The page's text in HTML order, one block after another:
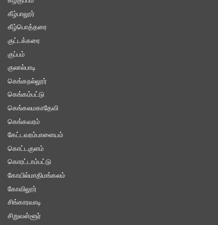
கீழ்பாலூர்
கீழ்பொத்தரை
குட்டக்கரை
குப்பம்
குலால்பாடி
கெங்கநல்லூர்
கெங்கம்பட்டு
கெங்கலமகாதேவி
கெங்கவரம்
கேட்டவரம்பாளையம்
கொட்டகுளம்
கொரட்டாம்பட்டு
கோயில்மாதிமங்கலம்
கோவிலூர்
சிங்காரவாடி
சிறுவள்ளூர்